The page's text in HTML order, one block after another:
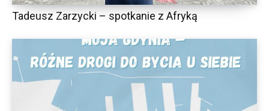
Tadeusz Zarzycki – spotkanie z Afryką